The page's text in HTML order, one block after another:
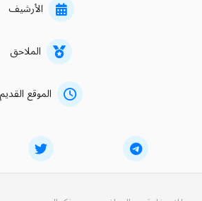
الأرشيف
الملاحق
الموقع القديم